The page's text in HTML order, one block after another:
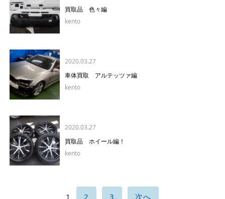
買取品 色々編
kento
2020.03.27
車体買取 アルテッツァ編
kento
2020.03.27
買取品 ホイール編！
kento
1 2 3 次へ